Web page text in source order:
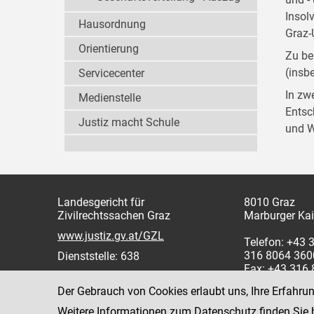
Zu
In
und
Hausordnung
Orientierung
Servicecenter
Medienstelle
Justiz macht Schule
Landesgericht für
Zivilrechtssachen Graz
www.justiz.gv.at/GZL
Dienststelle: 638
8010 Graz
Marburger
Telefon: +43
316 8064
Fax: +43 316
Der Gebrauch von Cookies erlaubt uns, Ihre